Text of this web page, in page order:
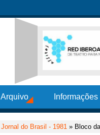
Arquivo
Jornal do Brasil - 1981 » Bloco